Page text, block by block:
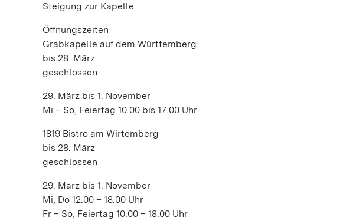
Steigung zur Kapelle.
Öffnungszeiten
Grabkapelle auf dem Württemberg
bis 28. März
geschlossen
29. März bis 1. November
Mi – So, Feiertag 10.00 bis 17.00 Uhr
1819 Bistro am Wirtemberg
bis 28. März
geschlossen
29. März bis 1. November
Mi, Do 12.00 – 18.00 Uhr
Fr – So, Feiertag 10.00 – 18.00 Uhr